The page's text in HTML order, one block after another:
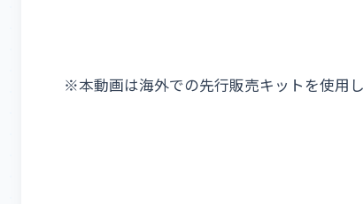
※本動画は海外での先行販売キットを使用